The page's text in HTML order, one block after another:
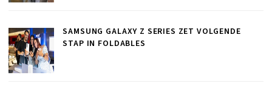
SAMSUNG GALAXY Z SERIES ZET VOLGENDE
STAP IN FOLDABLES